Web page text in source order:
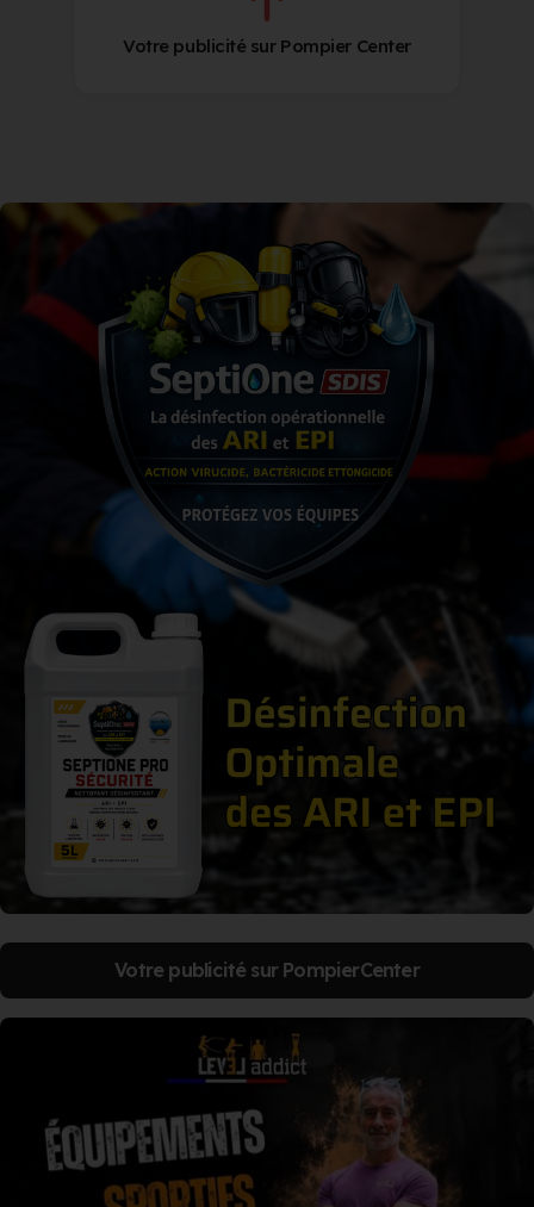
Votre publicité sur Pompier Center
Votre publicité sur PompierCenter